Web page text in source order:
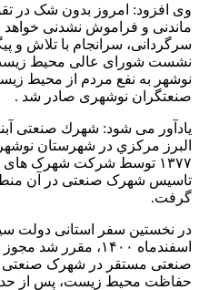
وی افزود: امروز بدون شک در
ماندنی و فراموش نشدنی خواهد
سرگردانی، سرانجام با تلاش و
نشست شورای عالی محیط
نوشهر به نفع مردم از محیط
صنعتگران نوشهری صادر شد .
یادآور می شود: شهرك صنعتی
۱۳۷۷ توسط شرکت شهرک های
تاسیس شهرک صنعتی در آن
گرفت.
در نخستین سفر استانی دولت
اسفندماه ۱۴۰۰، مقرر
صنعتی مستقر در شهرک صنعتی
حفاظت محیط زیست، پس از حدود ۳۰ سال صادر